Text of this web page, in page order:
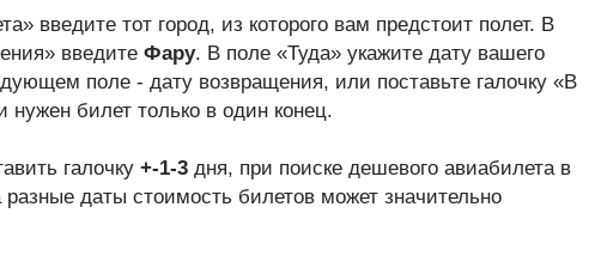
введите тот город, из которого вам предстоит полет. В
введите Фару. В поле «Туда» укажите дату вашего
поле - дату возвращения, или поставьте галочку «В
нужен билет только в один конец.
галочку +-1-3 дня, при поиске дешевого авиабилета в
разные даты стоимость билетов может значительно